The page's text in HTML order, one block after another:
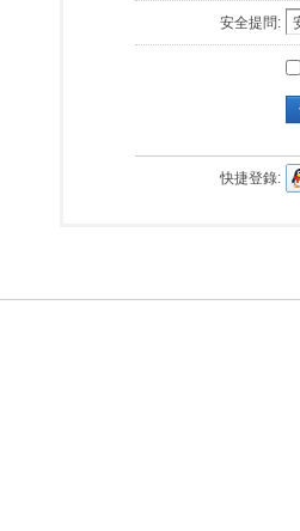
安全提問:
快捷登錄: